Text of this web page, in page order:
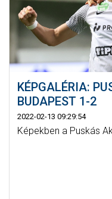
KÉPGALÉRIA:
BUDAPEST 1-2
2022-02-13 09:29:54
Képekben a Puskás